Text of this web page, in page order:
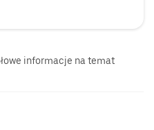
informacje na temat